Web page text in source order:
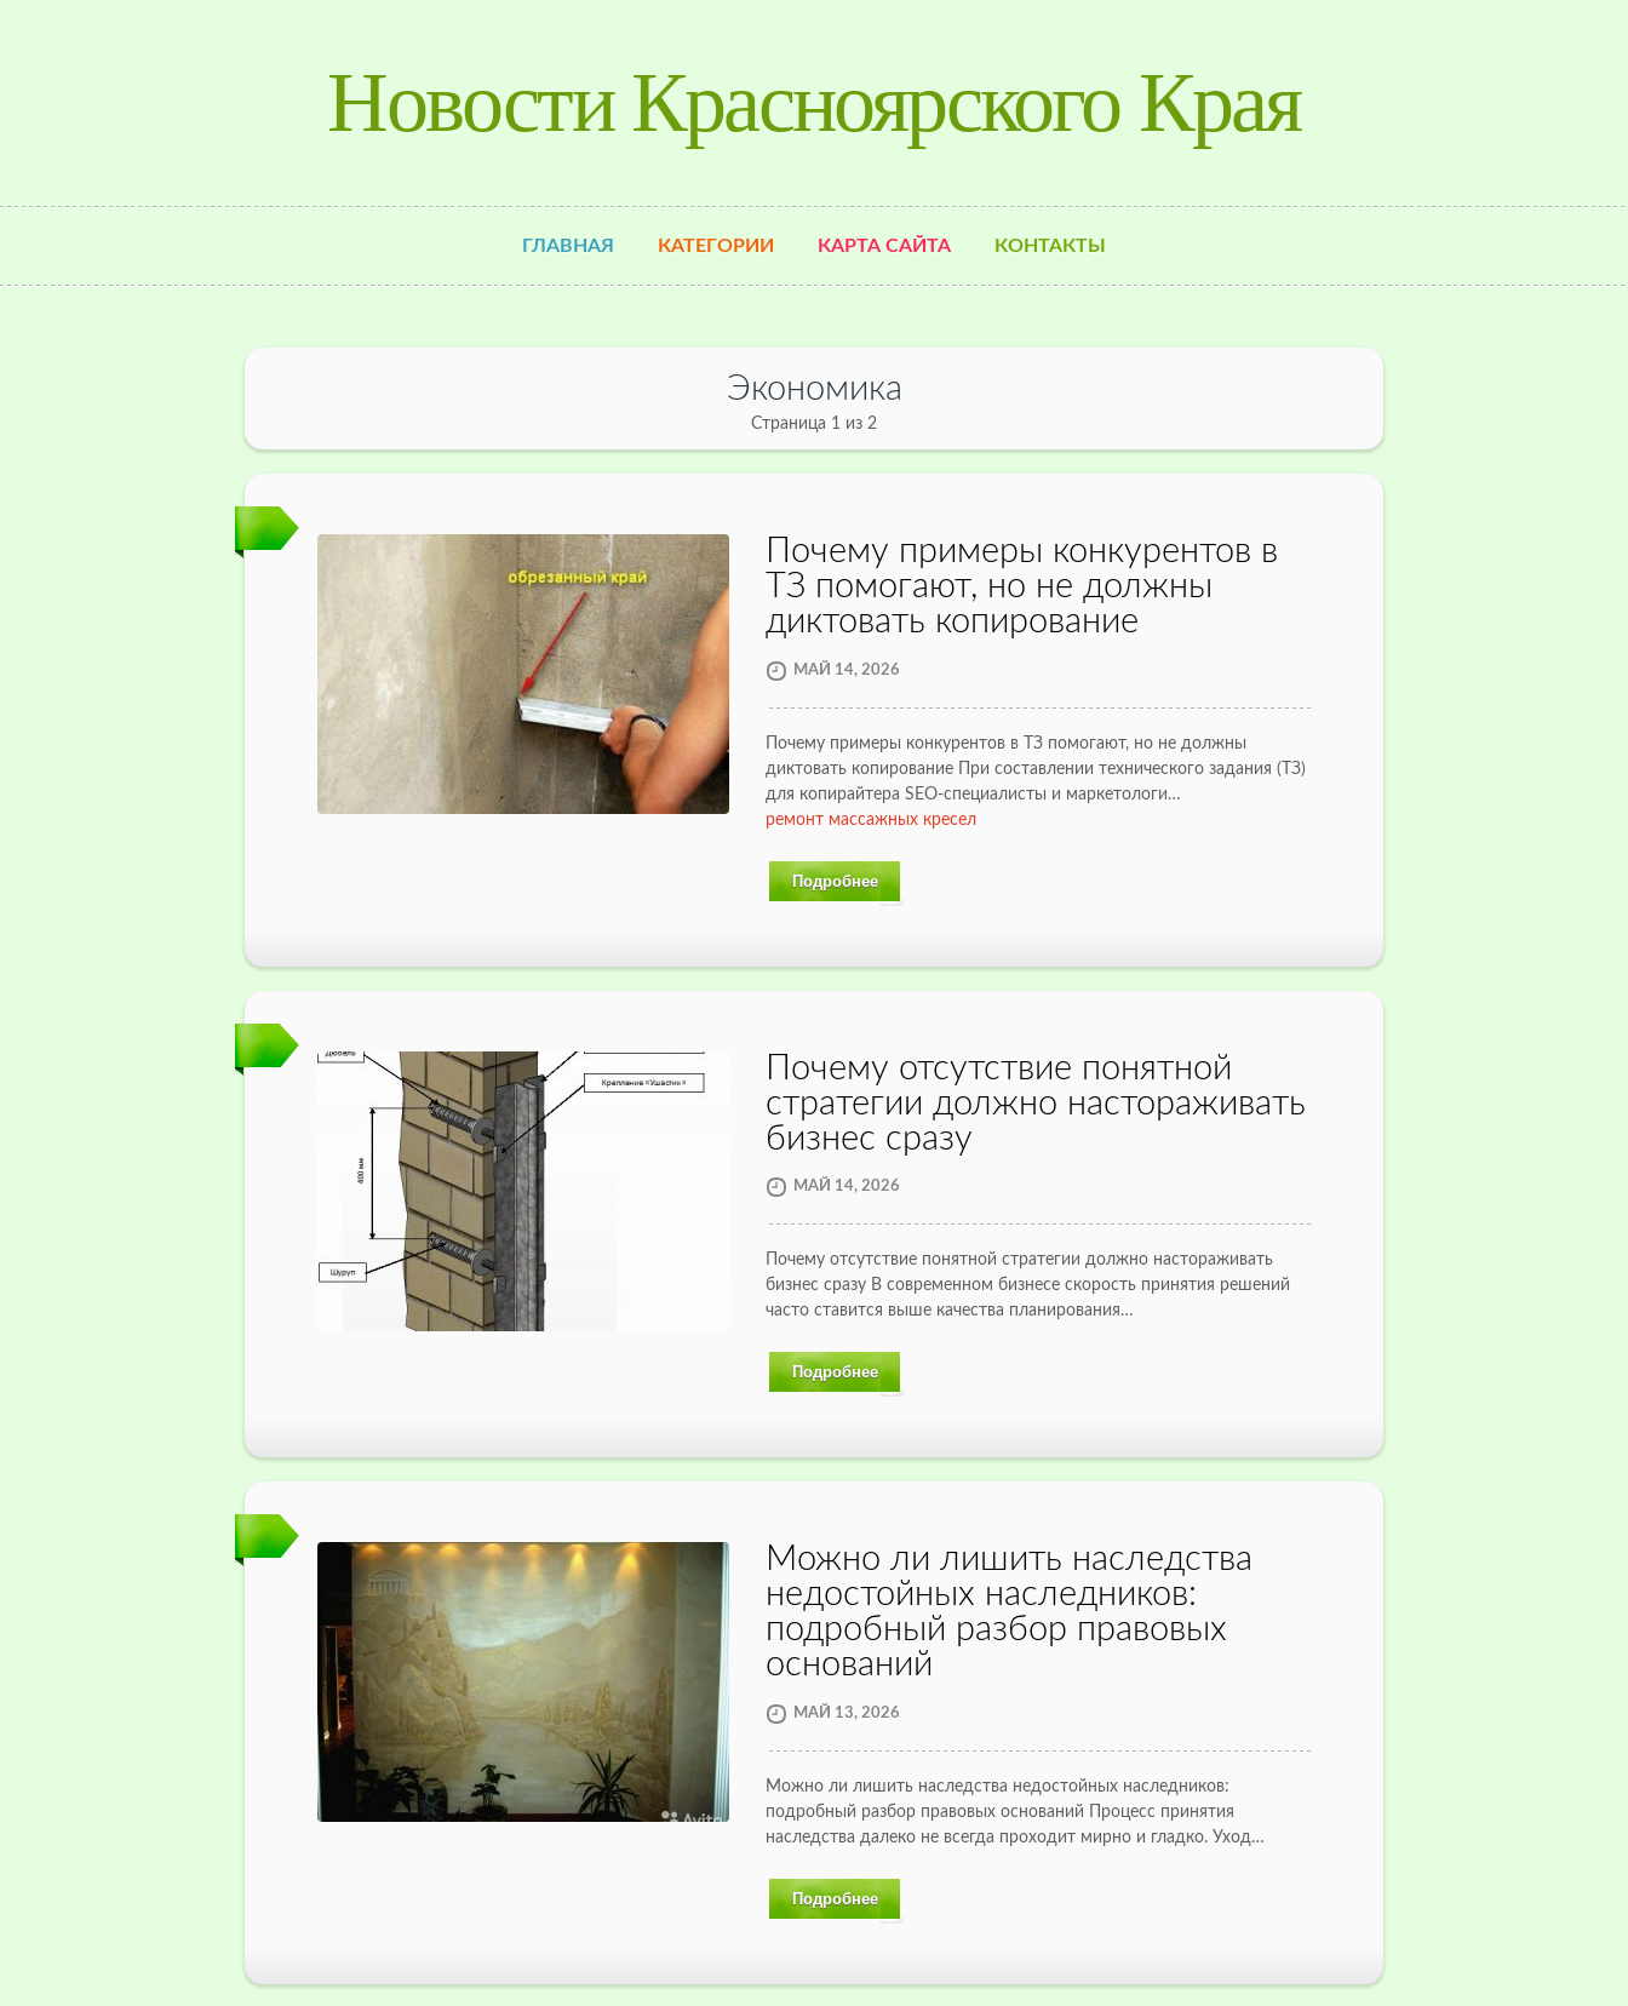
Новости Красноярского Края
ГЛАВНАЯ КАТЕГОРИИ КАРТА САЙТА КОНТАКТЫ
Экономика
Страница 1 из 2
Почему примеры конкурентов в
ТЗ помогают, но не должны
диктовать копирование
МАЙ 14, 2026
Почему примеры конкурентов в ТЗ помогают, но не должны
диктовать копирование При составлении технического задания (ТЗ)
для копирайтера SEO-специалисты и маркетологи…
ремонт массажных кресел
Подробнее
Почему отсутствие понятной
стратегии должно настораживать
бизнес сразу
МАЙ 14, 2026
Почему отсутствие понятной стратегии должно настораживать
бизнес сразу В современном бизнесе скорость принятия решений
часто ставится выше качества планирования…
Подробнее
Можно ли лишить наследства
недостойных наследников:
подробный разбор правовых
оснований
МАЙ 13, 2026
Можно ли лишить наследства недостойных наследников:
подробный разбор правовых оснований Процесс принятия
наследства далеко не всегда проходит мирно и гладко. Уход…
Подробнее